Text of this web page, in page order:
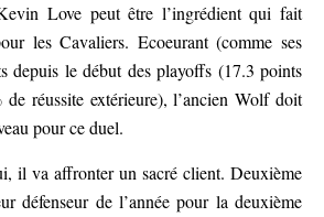
Love peut être l’ingrédient qui fait
les Cavaliers. Ecoeurant (comme ses
depuis le début des playoffs (17.3 points
de réussite extérieure), l’ancien Wolf doit
pour ce duel.
il va affronter un sacré client. Deuxième
défenseur de l’année pour la deuxième